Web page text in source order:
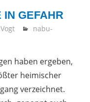
IN GEFAHR
nabu-
haben ergeben,
heimischer
verzeichnet.